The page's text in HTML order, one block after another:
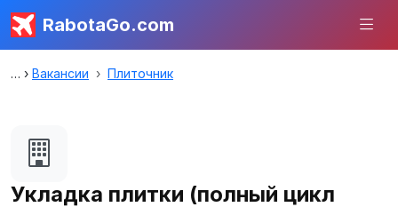
RabotaGo.com
Вакансии Плиточник
Укладка плитки (полный цикл